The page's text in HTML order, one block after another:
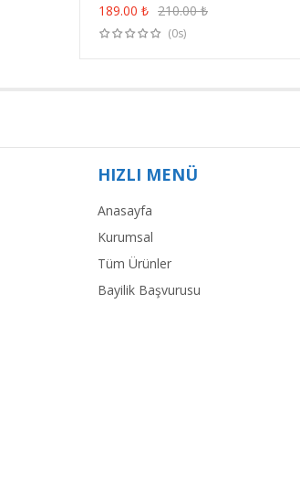
189.00 ₺ 210.00₺
(0s)
HIZLI MENÜ
Anasayfa
Kurumsal
Tüm Ürünler
Bayilik Başvurusu